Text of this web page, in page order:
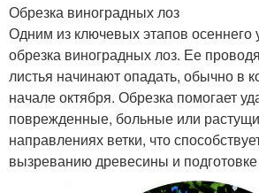
Обрезка виноградных лоз
Одним из ключевых этапов осеннего
обрезка виноградных лоз. Ее
листья начинают опадать, обычно в
начале октября. Обрезка помогает
поврежденные, больные или
направлениях ветки, что
вызреванию древесины и подготовке